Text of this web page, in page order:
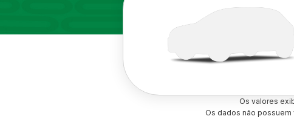
Os valores
Os dados não